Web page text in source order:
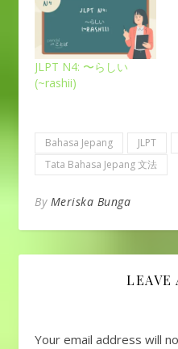
JLPT N4: 〜らしい
(~rashii)
Bahasa Jepang JLPT
Tata Bahasa Jepang 文法
By Meriska Bunga
LEAVE
Your email address will